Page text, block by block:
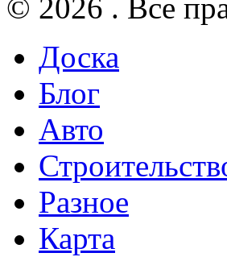
© 2026 . Все
Доска
Блог
Авто
Разное
Карта